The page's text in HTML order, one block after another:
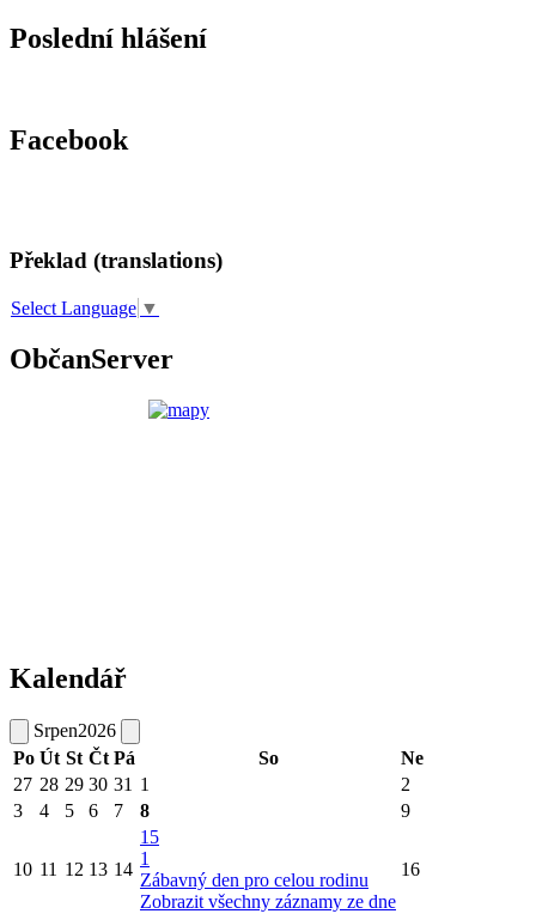
Poslední hlášení
Facebook
Překlad (translations)
Select Language ▼
ObčanServer
Kalendář
Srpen2026
Po Út St Čt Pá So
Ne
27 28 29 30 31 1
2
3
4 5 6 7 8 9
10 11 12 13 14
15
1
Zábavný den pro celou rodinu
Zobrazit všechny záznamy ze dne
16